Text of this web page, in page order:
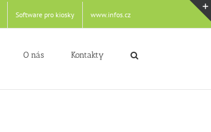
Software pro kiosky www.infos.cz
O nás Kontakty